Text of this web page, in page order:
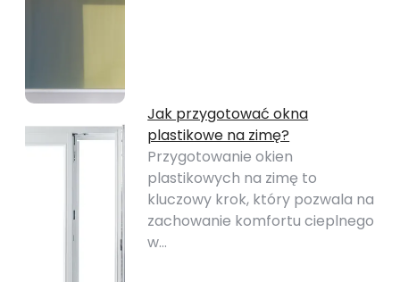
Jak przygotować okna
plastikowe na zimę?
Przygotowanie okien
plastikowych na zimę to
kluczowy krok, który pozwala na
zachowanie komfortu cieplnego
w…